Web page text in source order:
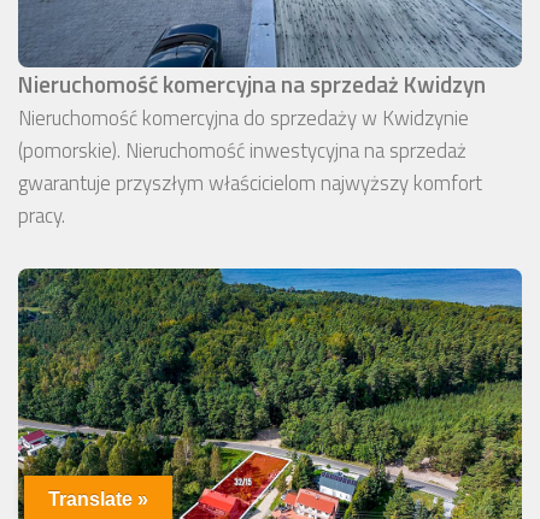
Nieruchomość komercyjna na sprzedaż Kwidzyn
Nieruchomość komercyjna do sprzedaży w Kwidzynie
(pomorskie). Nieruchomość inwestycyjna na sprzedaż
gwarantuje przyszłym właścicielom najwyższy komfort
pracy.
Translate »